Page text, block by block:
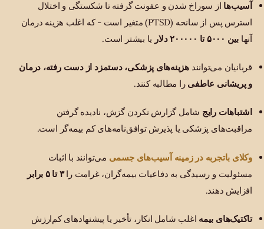
آسیب‌ها از سوراخ شدن و عفونت گرفته تا شکستگی و اختلال
استرس پس از سانحه (PTSD) متغیر است - که اغلب هزینه درمان
آنها بین ۵۰۰۰ تا ۲۰۰۰۰۰ دلار یا بیشتر است.
قربانیان می‌توانند هزینه‌های پزشکی، دستمزد از دست رفته، درمان
و پریشانی عاطفی را مطالبه کنند.
اشتباهات رایج شامل گزارش نکردن گزش، نادیده گرفتن
مراقبت‌های پزشکی یا پذیرش توافق‌نامه‌های کم بیمه‌گر است.
وکلای باتجربه در زمینه آسیب‌های جسمی می‌توانند با اثبات
مسئولیت و رسیدگی به دفاعیات بیمه‌گران، غرامت را۳ تا ۵ برابر
افزایش دهند.
تاکتیک‌های بیمه اغلب شامل انکار، تأخیر یا پیشنهادهای کم‌ارزش